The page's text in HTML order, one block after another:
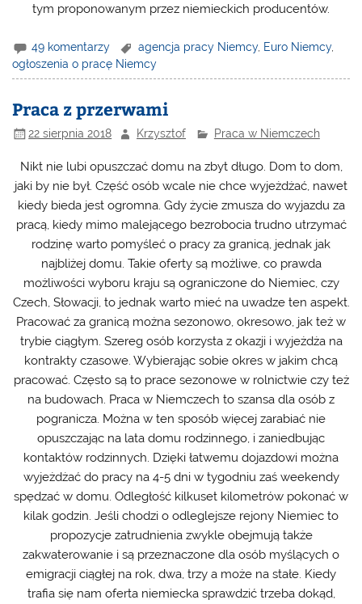
tym proponowanym przez niemieckich producentów.
49 komentarzy agencja pracy Niemcy, Euro Niemcy,
ogłoszenia o pracę Niemcy
Praca z przerwami
22 sierpnia 2018 Krzysztof Praca w Niemczech
Nikt nie lubi opuszczać domu na zbyt długo. Dom to dom,
jaki by nie był. Część osób wcale nie chce wyjeżdżać, nawet
kiedy bieda jest ogromna. Gdy życie zmusza do wyjazdu za
pracą, kiedy mimo malejącego bezrobocia trudno utrzymać
rodzinę warto pomyśleć o pracy za granicą, jednak jak
najbliżej domu. Takie oferty są możliwe, co prawda
możliwości wyboru kraju są ograniczone do Niemiec, czy
Czech, Słowacji, to jednak warto mieć na uwadze ten aspekt.
Pracować za granicą można sezonowo, okresowo, jak też w
trybie ciągłym. Szereg osób korzysta z okazji i wyjeżdża na
kontrakty czasowe. Wybierając sobie okres w jakim chcą
pracować. Często są to prace sezonowe w rolnictwie czy też
na budowach. Praca w Niemczech to szansa dla osób z
pogranicza. Można w ten sposób więcej zarabiać nie
opuszczając na lata domu rodzinnego, i zaniedbując
kontaktów rodzinnych. Dzięki łatwemu dojazdowi można
wyjeżdżać do pracy na 4-5 dni w tygodniu zaś weekendy
spędzać w domu. Odległość kilkuset kilometrów pokonać w
kilak godzin. Jeśli chodzi o odleglejsze rejony Niemiec to
propozycje zatrudnienia zwykle obejmują także
zakwaterowanie i są przeznaczone dla osób myślących o
emigracji ciągłej na rok, dwa, trzy a może na stałe. Kiedy
trafia się nam oferta niemiecka sprawdzić trzeba dokąd,